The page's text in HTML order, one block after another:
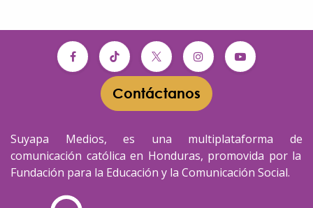
Contáctanos​​
Suyapa Medios, es una multiplataforma de
comunicación católica en Honduras, promovida por la
Fundación para la Educación y la Comunicación Social.